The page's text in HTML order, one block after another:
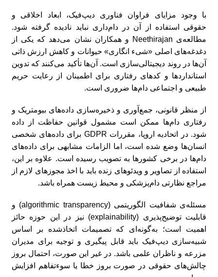
با وجود مزایای فراوان فناوری دیپ‌فیک، ابعاد اخلاقی و
حقوقی استفاده از آن در دام‌داری نباید نادیده گرفته شود.
مطالعه‌ی Neethirajan و همکاران نشان می‌دهد که یکی از
دغدغه‌های اصلی «شیء انگاری» حیوانات و کاهش ارزش ذاتی
آن‌ها در روند دیجیتالی‌سازی است. آن‌ها تأکید می‌کنند که تدوین
استانداردها و کدهای رفتاری برای اطمینان از رعایت حریم
طبیعی و اجتماعی دام‌ها ضروری است.
از منظر قانونی، جمع‌آوری و ذخیره‌سازی داده‌های بیومتریک و
رفتاری دام‌ها ممکن است مشمول قوانین حفاظت از داده
شود. در اتحادیه اروپا، مقررات GDPR برای داده‌های شخصی
انسان‌ها وضع شده است، اما الزامات مشابهی برای داده‌های
دام‌ها در برخی کشورها به تصویب رسیده است. علاوه بر این،
استفاده از تصاویر و ویدئوهای زنده باید با اخذ مجوزهای لازم از
مراجع نظارتی دام‌پزشکی و محیط زیست همراه باشد.
مسئله‌ی شفافیت الگوریتمی (algorithmic transparency) و
قابلیت توضیح‌پذیری (explainability) نیز در این حوزه حائز
اهمیت است؛ به‌گونه‌ای که تصمیمات اتخاذشده بر اساس
شبیه‌سازی دیپ‌فیک باید قابل پیگیری و توجیه برای مدیران
مزرعه و ناظران علمی باشد. در غیر این صورت، احتمال بروز
چالش‌های حقوقی در صورت بروز خطا یا سوءتفاهم افزایش